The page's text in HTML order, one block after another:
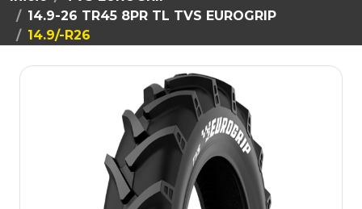
14.9-26 TR45 8PR TL TVS EUROGRIP
14.9/-R26